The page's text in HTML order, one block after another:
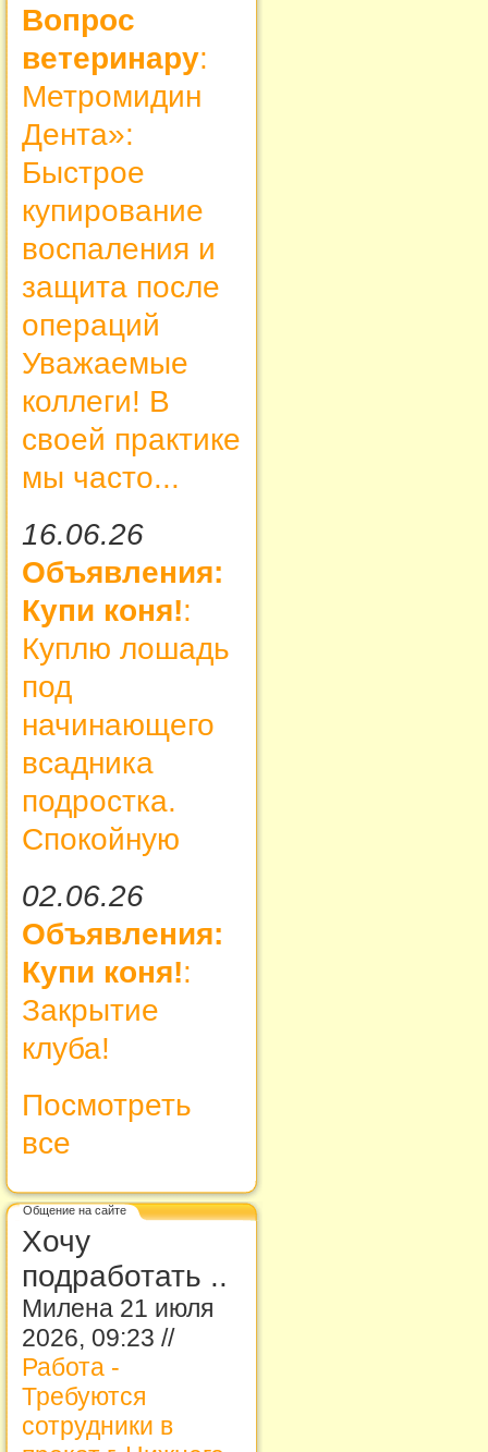
Вопрос
ветеринару:
Метромидин
Дента»:
Быстрое
купирование
воспаления и
защита после
операций
Уважаемые
коллеги! В
своей практике
мы часто...
16.06.26
Объявления:
Купи коня!:
Куплю лошадь
под
начинающего
всадника
подростка.
Спокойную
02.06.26
Объявления:
Купи коня!:
Закрытие
клуба!
Посмотреть
все
Общение на сайте
Хочу
подработать ..
Милена 21 июля
2026, 09:23 //
Работа -
Требуются
сотрудники в